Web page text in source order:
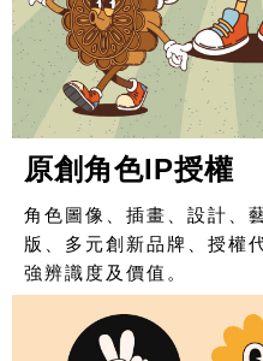
原創角色IP授權
角色圖像、插畫、設計、
版、多元創新品牌、授權
強辨識度及價值。